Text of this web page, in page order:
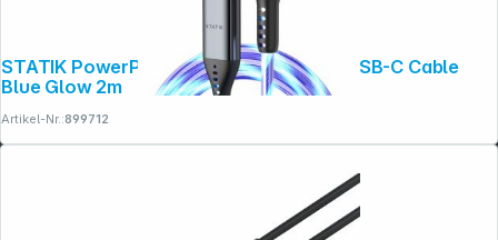
STATIK PowerPivot Pro rotating 2-in-1 USB-C Cable
Blue Glow 2m
Artikel-Nr.:899712